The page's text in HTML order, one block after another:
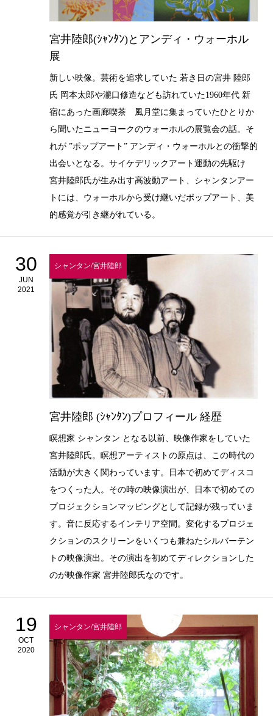
宮井陸郎(ｼｬﾝﾀﾝ)とアンディ・ウォーホル
展
新しい映像。芸術を追求していた 若き日の宮井 陸郎
氏 岡本太郎や瀧口修造なども訪れていた1960年代 新
宿にあった画廊喫茶 風月堂に集まっていたひとりか
ら聞いたニューヨークのウォーホルの展覧会の話。そ
れが ”ポップアート” アンディ・ウォーホルとの衝撃的
出会いとなる。サイケデリックアート運動の先駆け
宮井陸郎氏が生み出す高波動アート、シャンタンアー
トには、ウォーホルから受け継いだポップアート、美
的感覚が引き継がれている。
30
JUN
2021
シャンタン/宮井陸郎
宮井陸郎 (ｼｬﾝﾀﾝ)プロフィール 経歴
瞑想家 シャンタン となる以前、映像作家をしていた
宮井陸郎氏。瞑想アーティストの原点は、この時代の
活動が大きく関わっています。日本で初めてディスコ
をつくった人。その時の映像演出が、日本で初めての
プロジェクションマッピングとして記録が残っていま
す。音に反応するインテリア空間。変化するプロジェ
クションのスクリーンをいくつも兼ねたシルバーテン
トの映像演出。その演出を初めてディレクションした
のが映像作家 宮井陸郎氏なのです。
19
OCT
2020
シャンタン/宮井陸郎